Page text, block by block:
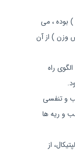
) بوده ، می
وزن ) از آن
راه
و تنفسی
و ریه ها
از